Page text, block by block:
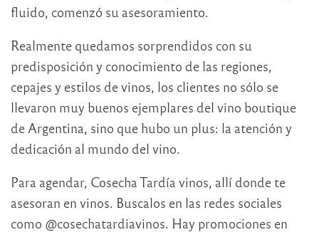
fluido, comenzó su asesoramiento.
Realmente quedamos sorprendidos con su
predisposición y conocimiento de las regiones,
cepajes y estilos de vinos, los clientes no sólo se
llevaron muy buenos ejemplares del vino boutique
de Argentina, sino que hubo un plus: la atención y
dedicación al mundo del vino.
Para agendar, Cosecha Tardía vinos, allí donde te
asesoran en vinos. Buscalos en las redes sociales
como @cosechatardiavinos. Hay promociones en